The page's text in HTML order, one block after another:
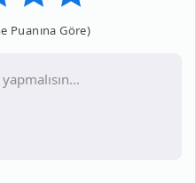
Puanına Göre)